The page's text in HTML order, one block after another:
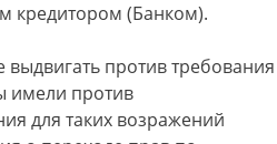
кредитором (Банком).
против требования
имели против
для таких возражений